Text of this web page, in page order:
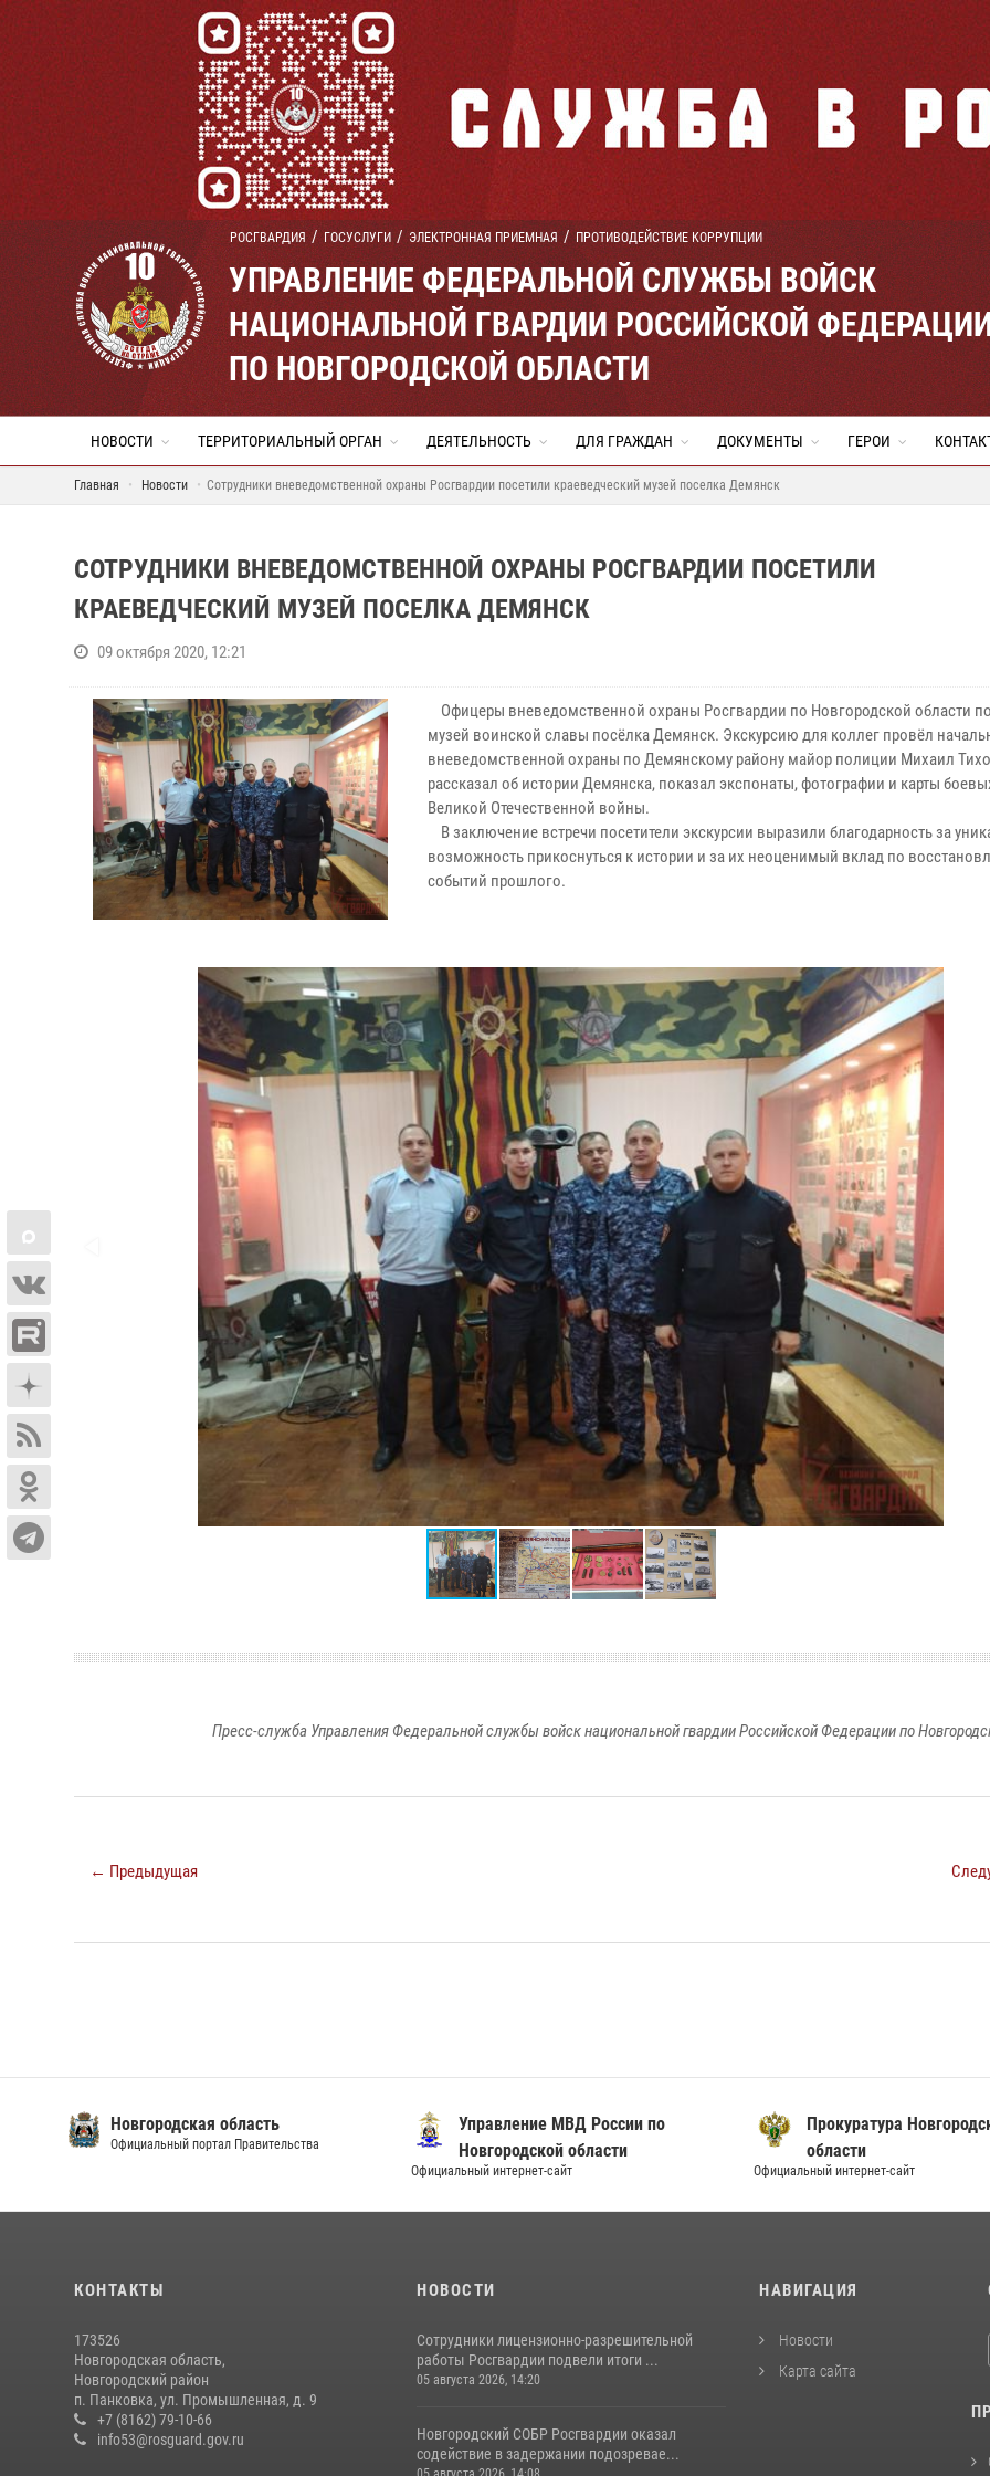
РОСГВАРДИЯ ГОСУСЛУГИ ЭЛЕКТРОННАЯ ПРИЕМНАЯ ПРОТИВОДЕЙСТВИЕ КОРРУПЦИИ
УПРАВЛЕНИЕ ФЕДЕРАЛЬНОЙ СЛУЖБЫ ВОЙСК
НАЦИОНАЛЬНОЙ ГВАРДИИ РОССИЙСКОЙ
ПО НОВГОРОДСКОЙ ОБЛАСТИ
НОВОСТИ ТЕРРИТОРИАЛЬНЫЙ ОРГАН ДЕЯТЕЛЬНОСТЬ ДЛЯ ГРАЖДАН ДОКУМЕНТЫ ГЕРОИ
Главная Новости Сотрудники вневедомственной охраны Росгвардии посетили краеведческий музей поселка Демянск
СОТРУДНИКИ ВНЕВЕДОМСТВЕННОЙ ОХРАНЫ РОСГВАРДИИ ПОСЕТИЛИ
КРАЕВЕДЧЕСКИЙ МУЗЕЙ ПОСЕЛКА ДЕМЯНСК
09 октября 2020, 12:21
Офицеры вневедомственной охраны Росгвардии по Новгородской области
музей воинской славы посёлка Демянск. Экскурсию для коллег провёл
вневедомственной охраны по Демянскому району майор полиции Михаил
рассказал об истории Демянска, показал экспонаты, фотографии и карты
Великой Отечественной войны.
В заключение встречи посетители экскурсии выразили благодарность за
возможность прикоснуться к истории и за их неоценимый вклад по
событий прошлого.
Пресс-служба Управления Федеральной службы войск национальной гвардии Российской Федерации по
← Предыдущая
Новгородская область
Официальный портал Правительства
Управление МВД России по
Новгородской области
Официальный интернет-сайт
Прокуратура
области
Официальный интернет-сайт
КОНТАКТЫ
173526
Новгородская область,
Новгородский район
п. Панковка, ул. Промышленная, д. 9
+7 (8162) 79-10-66
info53@rosguard.gov.ru
НОВОСТИ
Сотрудники лицензионно-разрешительной
работы Росгвардии подвели итоги ...
05 августа 2026, 14:20
Новгородский СОБР Росгвардии оказал
содействие в задержании подозревае...
НАВИГАЦИЯ
Новости
Карта сайта